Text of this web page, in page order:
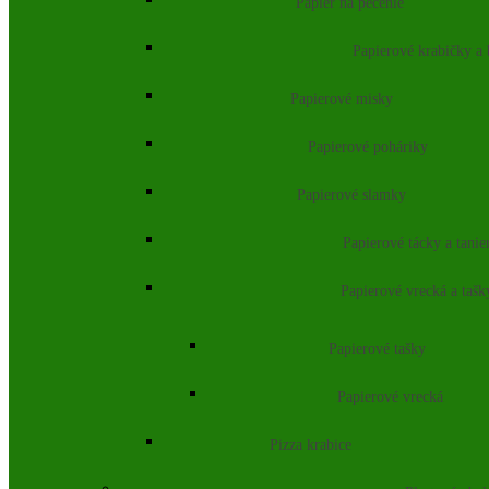
Papierové krabičky a
Papierové misky
Papierové poháriky
Papierové slamky
Papierové tácky a
Papierové vrecká a
Papierové tašky
Papierové vrecká
Pizza krabice